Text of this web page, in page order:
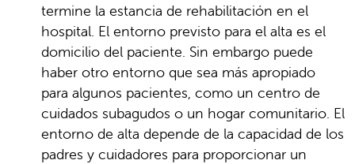
termine la estancia de rehabilitación en el
hospital. El entorno previsto para el alta es el
domicilio del paciente. Sin embargo puede
haber otro entorno que sea más apropiado
para algunos pacientes, como un centro de
cuidados subagudos o un hogar comunitario. El
entorno de alta depende de la capacidad de los
padres y cuidadores para proporcionar un